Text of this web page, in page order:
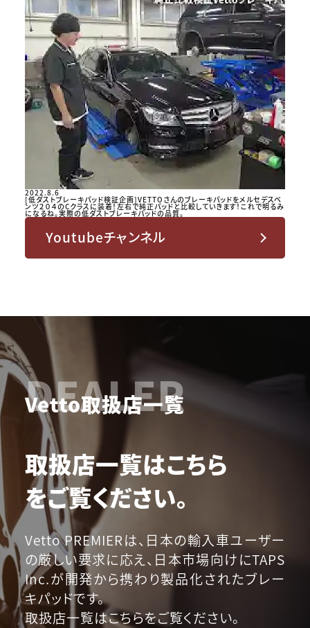
2022.8.6
[低ダストブレーキパッド検証企画]VETTOさんのブレーキパッドをメルセデスベ
ンツ２０４のCクラスに装着！左右で純正パッドと比較していきます！これで明るみ
になるね。実際の低ダストブレーキパッドの品質。
Youtubeチャンネル
DEALER
Vetto取扱店一覧
取扱店一覧はこちら
をご覧ください。
Vetto PREMIERは、日本の輸入車ユーザー
の厳しい要求に応え、日本市場向けにTAPS
Inc.が開発から携わり製品化されたブレー
キパッドです。
取扱店一覧はこちらをご覧ください。